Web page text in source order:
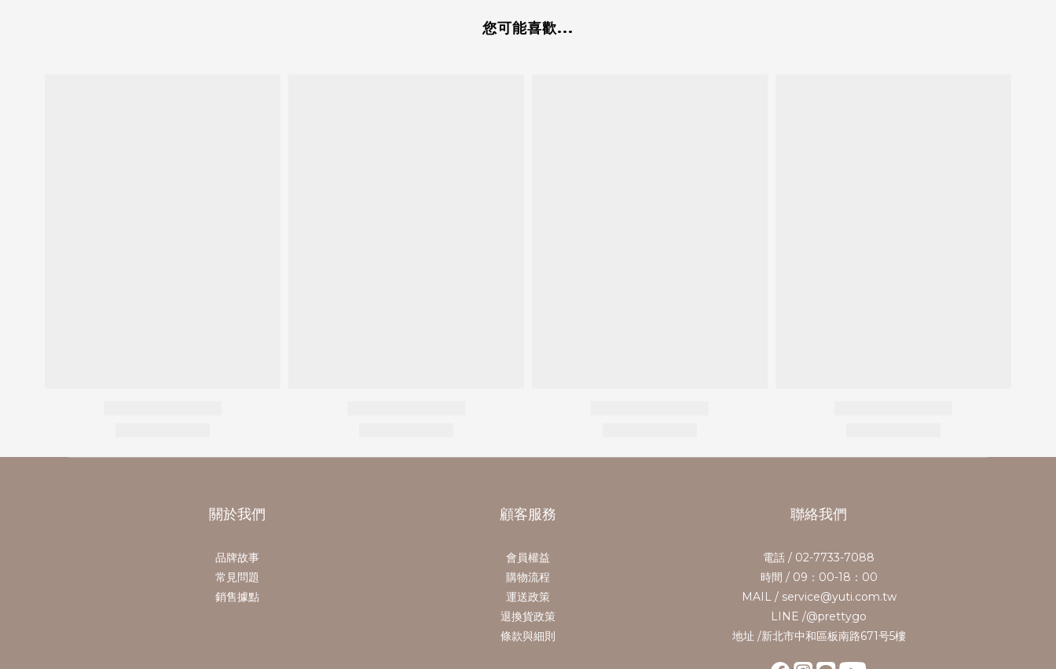
您可能喜歡...
關於我們
品牌故事
常見問題
銷售據點
顧客服務
會員權益
購物流程
運送政策
退換貨政策
條款與細則
聯絡我們
電話 / 02-7733-7088
時間 / 09：00-18：00
MAIL / service@yuti.com.tw
LINE /@prettygo
地址 /新北市中和區板南路671号5樓